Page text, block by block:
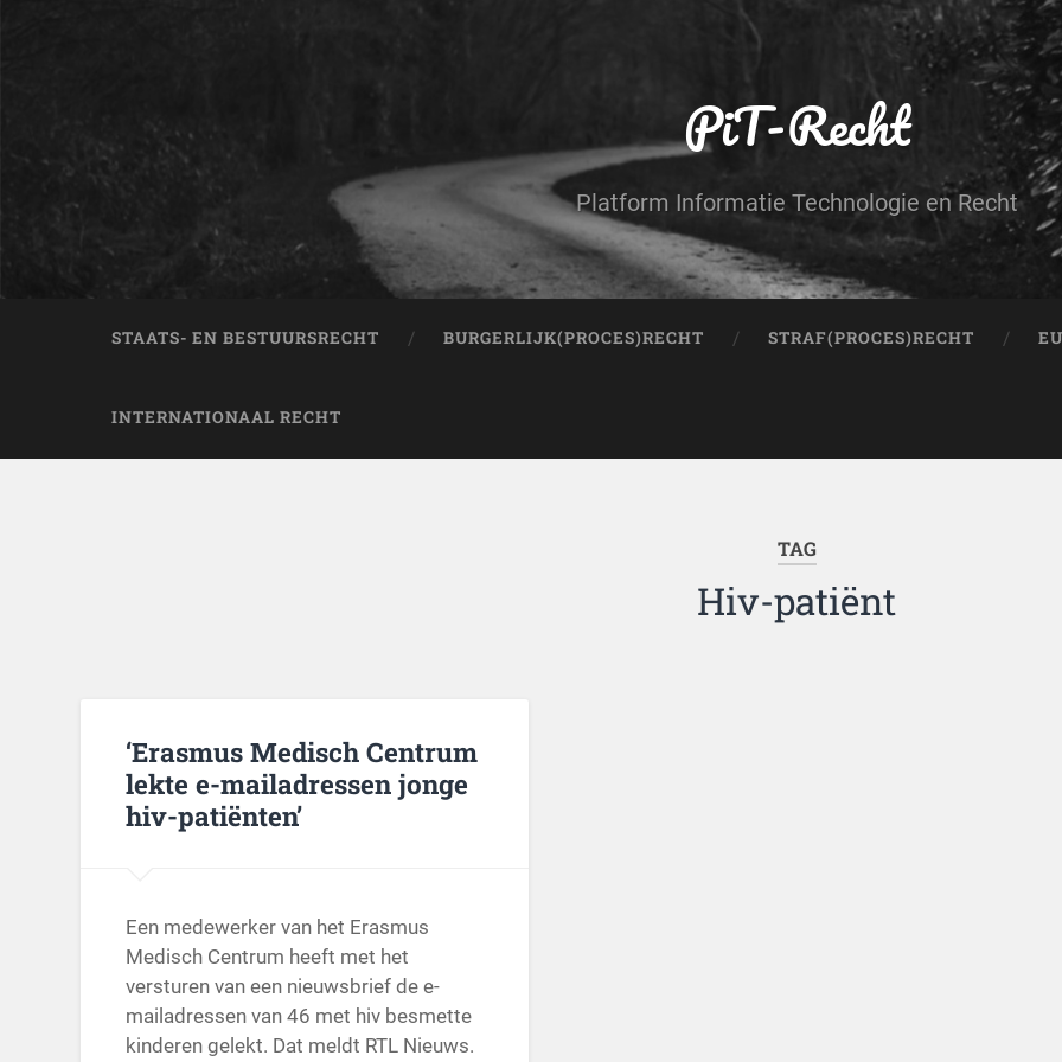
PiT-Recht
Platform Informatie Technologie en Recht
STAATS- EN BESTUURSRECHT BURGERLIJK(PROCES)RECHT STRAF(PROCES)RECHT
INTERNATIONAAL RECHT
TAG
Hiv-patiënt
‘Erasmus Medisch Centrum
lekte e-mailadressen jonge
hiv-patiënten’
Een medewerker van het Erasmus
Medisch Centrum heeft met het
versturen van een nieuwsbrief de e-
mailadressen van 46 met hiv besmette
kinderen gelekt. Dat meldt RTL Nieuws.